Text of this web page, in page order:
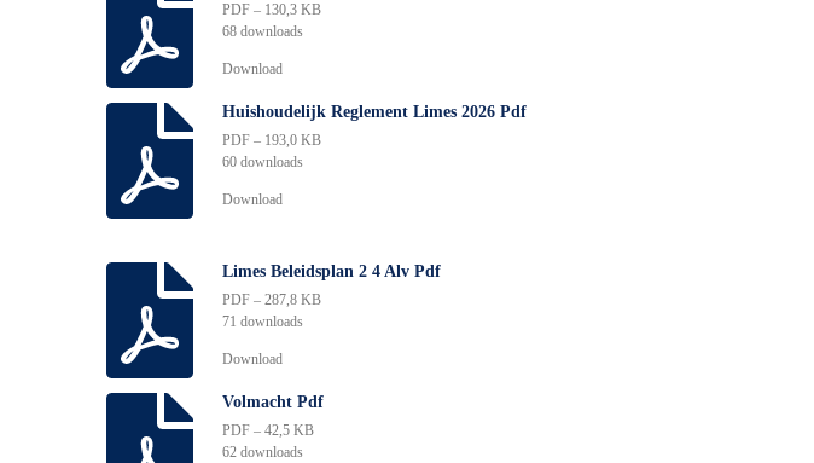
PDF – 130,3 KB
68 downloads
Download
Huishoudelijk Reglement Limes 2026 Pdf
PDF – 193,0 KB
60 downloads
Download
Limes Beleidsplan 2 4 Alv Pdf
PDF – 287,8 KB
71 downloads
Download
Volmacht Pdf
PDF – 42,5 KB
62 downloads